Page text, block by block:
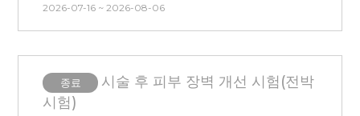
3) 시험 기간 중헤어스타일 변경X,
5) B&A 진행 시 승무원 헤어스타일로
금요일에 입금됩니다.
추가 지급 (평소 면도를 하는 사람,
세안 불가(1일 후 세안하지 않고
방문)★
- 3개월 내 시술 경험이 없는 사람(피부
관련 시술 및 피부 관리 모두 없는 분)
2026-07-16 ~ 2026-08-06
종료
시술 후 피부 장벽 개선 시험(전박
시험)